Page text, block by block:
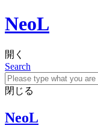
NeoL
開く
Search
閉じる
NeoL